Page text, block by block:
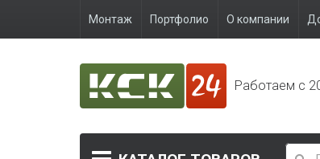
Монтаж Портфолио О компании
Работаем с